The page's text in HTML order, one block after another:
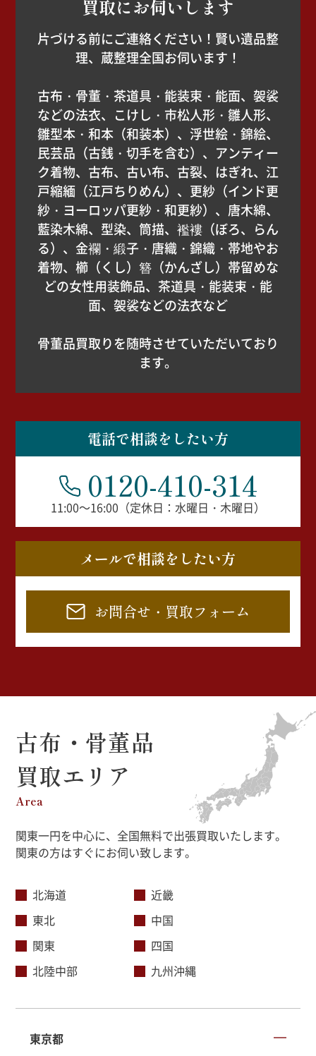
買取にお伺いします
片づける前にご連絡ください！賢い遺品整
理、蔵整理全国お伺います！
古布・骨董・茶道具・能装束・能面、袈裟
などの法衣、こけし・市松人形・雛人形、
雛型本・和本（和装本）、浮世絵・錦絵、
民芸品（古銭・切手を含む）、アンティー
ク着物、古布、古い布、古裂、はぎれ、江
戸縮緬（江戸ちりめん）、更紗（インド更
紗・ヨーロッパ更紗・和更紗）、唐木綿、
藍染木綿、型染、筒描、襤褸（ぼろ、らん
る）、金襴・緞子・唐織・錦織・帯地やお
着物、櫛（くし）簪（かんざし）帯留めな
どの女性用装飾品、茶道具・能装束・能
面、袈裟などの法衣など
骨董品買取りを随時させていただいており
ます。
電話で相談をしたい方
0120-410-314
11:00～16:00（定休日：水曜日・木曜日）
メールで相談をしたい方
お問合せ・買取フォーム
古布・骨董品
買取エリア
Area
関東一円を中心に、全国無料で出張買取いたします。
関東の方はすぐにお伺い致します。
北海道
東北
関東
北陸中部
近畿
中国
四国
九州沖縄
東京都